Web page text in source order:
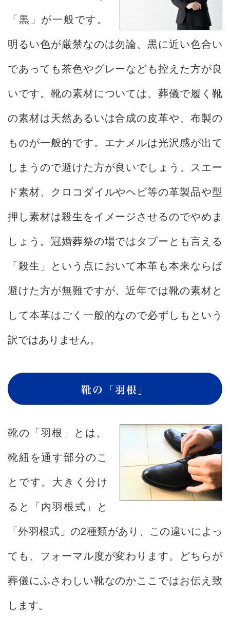
「黒」が一般です。
明るい色が厳禁なのは勿論、黒に近い色合い
であっても茶色やグレーなども控えた方が良
いです。靴の素材については、葬儀で履く靴
の素材は天然あるいは合成の皮革や、布製の
ものが一般的です。エナメルは光沢感が出て
しまうので避けた方が良いでしょう。スエー
ド素材、クロコダイルやヘビ等の革製品や型
押し素材は殺生をイメージさせるのでやめま
しょう。冠婚葬祭の場ではタブーとも言える
「殺生」という点において本革も本来ならば
避けた方が無難ですが、近年では靴の素材と
して本革はごく一般的なので必ずしもという
訳ではありません。
靴の「羽根」
靴の「羽根」とは、
靴紐を通す部分のこ
とです。大きく分け
ると「内羽根式」と
「外羽根式」の2種類があり、この違いによっ
ても、フォーマル度が変わります。どちらが
葬儀にふさわしい靴なのかここではお伝え致
します。